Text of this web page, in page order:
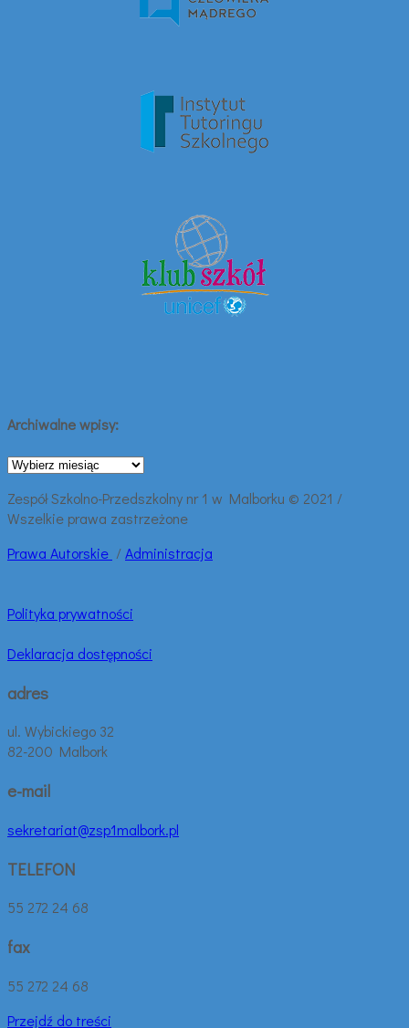
Archiwalne wpisy:
Archiwalne
Zespół Szkolno-Przedszkolny nr 1 w Malborku © 2021 /
Wszelkie prawa zastrzeżone
Prawa Autorskie /Administracja
Polityka prywatności
Deklaracja dostępności
adres
ul. Wybickiego 32
82-200 Malbork
e-mail
sekretariat@zsp1malbork.pl
TELEFON
55 272 24 68
fax
55 272 24 68
Przejdź do treści